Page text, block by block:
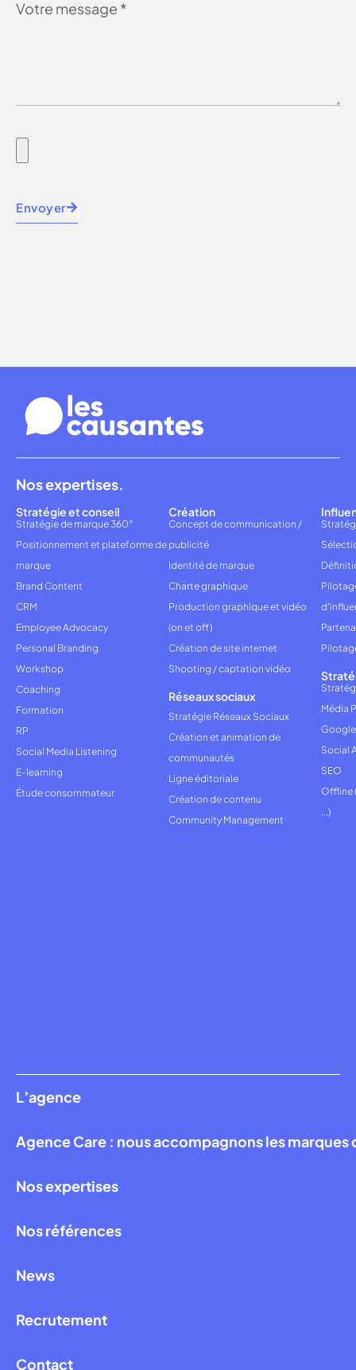
Envoyer
L’agence
Agence Care : nous accompagnons les
Nos expertises
Nos références
News
Recrutement
Contact
Nos expertises.
Stratégie et conseil
Stratégie de marque 360°
Positionnement et plateforme de
marque
Brand Content
CRM
Employee Advocacy
Personal Branding
Workshop
Coaching
Formation
RP
Social Media Listening
E-learning
Étude consommateur
Création
Concept de communication /
publicité
Identité de marque
Charte graphique
Production graphique et vidéo
(on et off)
Création de site internet
Shooting / captation vidéo
Réseaux sociaux
Stratégie Réseaux Sociaux
Création et animation de
communautés
Ligne éditoriale
Création de contenu
Community Management
Média
Social
SEO
Offline
...)